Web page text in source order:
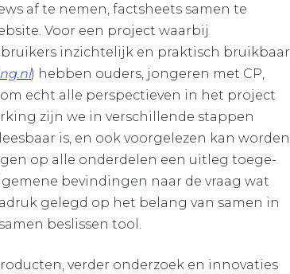
af te nemen, factsheets samen te
Voor een project waarbij
inzichtelijk en praktisch bruikbaar
) hebben ouders, jongeren met CP,
echt alle perspectieven in het project
zijn we in verschillende stappen
is, en ook voorgelezen kan worden.
op alle onderdelen een uitleg toege­
bevindingen naar de vraag wat
gelegd op het belang van samen in
beslissen tool.
verder onderzoek en innovaties